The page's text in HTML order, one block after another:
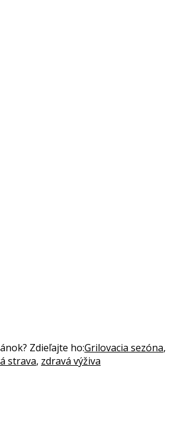
Zdieľajte ho:Grilovacia sezóna,
strava, zdravá výživa